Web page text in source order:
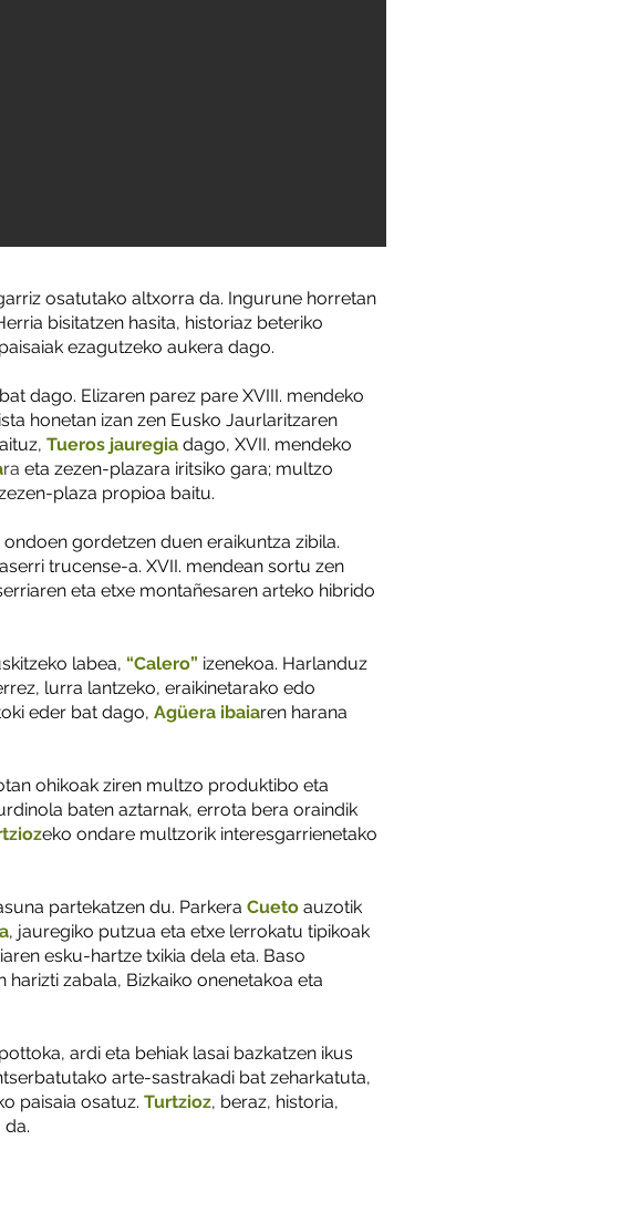
osatutako altxorra da. Ingurune horretan
bisitatzen hasita, historiaz beteriko
ezagutzeko aukera dago.
dago. Elizaren parez pare XVIII. mendeko
honetan izan zen Eusko Jaurlaritzaren
Tueros jauregia dago, XVII. mendeko
ra eta zezen-plazara iritsiko gara; multzo
plaza propioa baitu.
gordetzen duen eraikuntza zibila.
trucense-a. XVII. mendean sortu zen
eta etxe montañesaren arteko hibrido
labea, “Calero” izenekoa. Harlanduz
lurra lantzeko, eraikinetarako edo
eder bat dago, Agüera ibaiaren harana
ohikoak ziren multzo produktibo eta
baten aztarnak, errota bera oraindik
eko ondare multzorik interesgarrienetako
partekatzen du. Parkera Cueto auzotik
, jauregiko putzua eta etxe lerrokatu tipikoak
esku-hartze txikia dela eta. Baso
zabala, Bizkaiko onenetakoa eta
ardi eta behiak lasai bazkatzen ikus
arte-sastrakadi bat zeharkatuta,
paisaia osatuz. Turtzioz, beraz, historia,